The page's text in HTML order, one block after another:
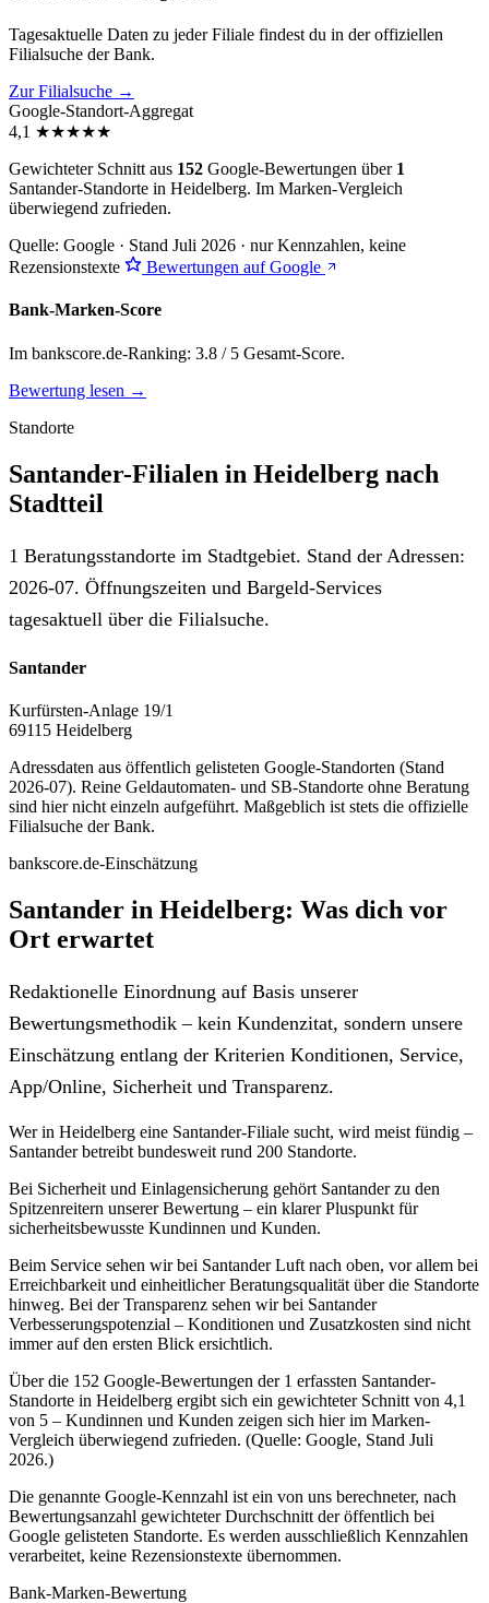
Tagesaktuelle Daten zu jeder Filiale findest du in der offiziellen
Filialsuche der Bank.
Zur Filialsuche →
Google-Standort-Aggregat
4,1 ★★★★★
Gewichteter Schnitt aus 152 Google-Bewertungen über 1
Santander-Standorte in Heidelberg. Im Marken-Vergleich
überwiegend zufrieden.
Quelle: Google · Stand Juli 2026 · nur Kennzahlen, keine
Rezensionstexte
Bewertungen auf Google
Bank-Marken-Score
Im bankscore.de-Ranking: 3.8 / 5 Gesamt-Score.
Bewertung lesen →
Standorte
Santander-Filialen in Heidelberg nach
Stadtteil
1 Beratungsstandorte im Stadtgebiet. Stand der Adressen:
2026-07. Öffnungszeiten und Bargeld-Services
tagesaktuell über die Filialsuche.
Santander
Kurfürsten-Anlage 19/1
69115 Heidelberg
Adressdaten aus öffentlich gelisteten Google-Standorten (Stand
2026-07). Reine Geldautomaten- und SB-Standorte ohne Beratung
sind hier nicht einzeln aufgeführt. Maßgeblich ist stets die offizielle
Filialsuche der Bank.
bankscore.de-Einschätzung
Santander in Heidelberg: Was dich vor
Ort erwartet
Redaktionelle Einordnung auf Basis unserer
Bewertungsmethodik – kein Kundenzitat, sondern unsere
Einschätzung entlang der Kriterien Konditionen, Service,
App/Online, Sicherheit und Transparenz.
Wer in Heidelberg eine Santander-Filiale sucht, wird meist fündig –
Santander betreibt bundesweit rund 200 Standorte.
Bei Sicherheit und Einlagensicherung gehört Santander zu den
Spitzenreitern unserer Bewertung – ein klarer Pluspunkt für
sicherheitsbewusste Kundinnen und Kunden.
Beim Service sehen wir bei Santander Luft nach oben, vor allem bei
Erreichbarkeit und einheitlicher Beratungsqualität über die Standorte
hinweg. Bei der Transparenz sehen wir bei Santander
Verbesserungspotenzial – Konditionen und Zusatzkosten sind nicht
immer auf den ersten Blick ersichtlich.
Über die 152 Google-Bewertungen der 1 erfassten Santander-
Standorte in Heidelberg ergibt sich ein gewichteter Schnitt von 4,1
von 5 – Kundinnen und Kunden zeigen sich hier im Marken-
Vergleich überwiegend zufrieden. (Quelle: Google, Stand Juli
2026.)
Die genannte Google-Kennzahl ist ein von uns berechneter, nach
Bewertungsanzahl gewichteter Durchschnitt der öffentlich bei
Google gelisteten Standorte. Es werden ausschließlich Kennzahlen
verarbeitet, keine Rezensionstexte übernommen.
Bank-Marken-Bewertung